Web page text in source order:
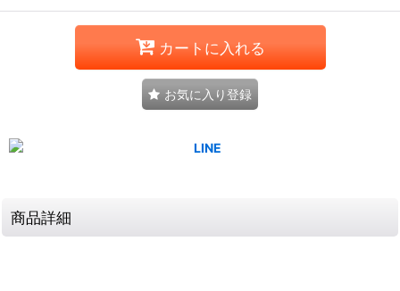
カートに入れる
お気に入り登録
商品詳細